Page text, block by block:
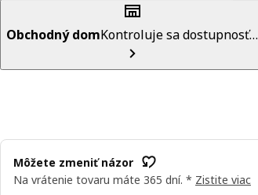
Obchodný domKontroluje sa dostupnosť…
Môžete zmeniť názor
Na vrátenie tovaru máte 365 dní. * Zistite viac